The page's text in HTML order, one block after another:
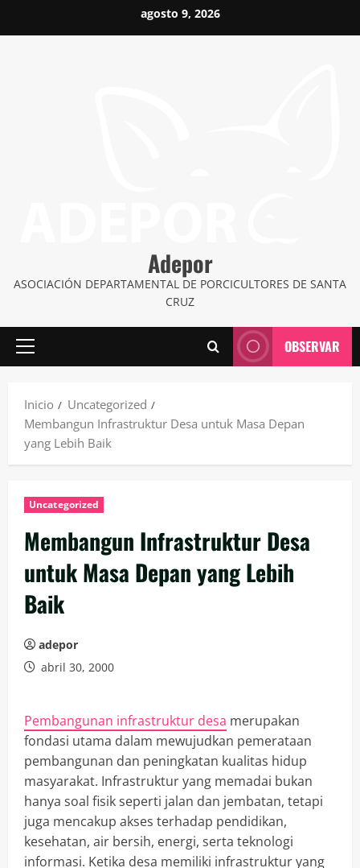
agosto 9, 2026
Adepor
ASOCIACIÓN DEPARTAMENTAL DE PORCICULTORES DE SANTA
CRUZ
Menú
OBSERVAR
Inicio
Uncategorized
Membangun Infrastruktur Desa untuk Masa Depan
yang Lebih Baik
Uncategorized
Membangun Infrastruktur Desa
untuk Masa Depan yang Lebih
Baik
adepor
abril 30, 2000
Pembangunan infrastruktur desa merupakan
fondasi utama dalam mewujudkan pemerataan
pembangunan dan peningkatan kualitas hidup
masyarakat. Infrastruktur yang memadai bukan
hanya soal fisik seperti jalan dan jembatan, tetapi
juga mencakup akses terhadap pendidikan,
kesehatan, air bersih, energi, serta teknologi
informasi. Ketika desa memiliki infrastruktur yang